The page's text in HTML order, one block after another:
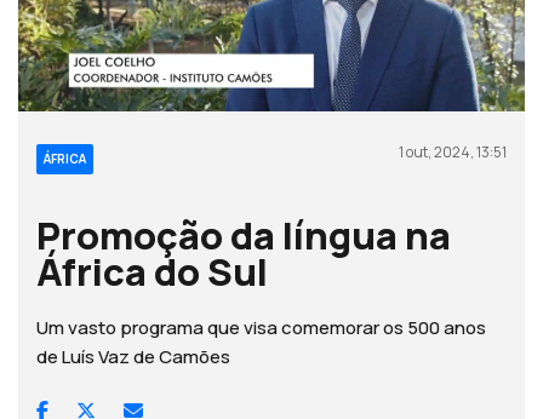
ÁFRICA 1 out, 2024, 13:51
Promoção da língua na
África do Sul
Um vasto programa que visa comemorar os 500 anos
de Luís Vaz de Camões